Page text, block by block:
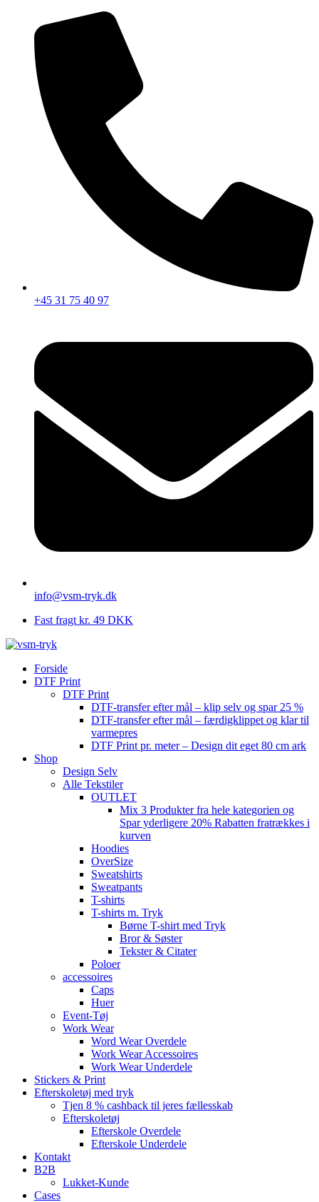
indhold
+45 31 75 40 97
info@vsm-tryk.dk
Fast fragt kr. 49 DKK
Forside
DTF Print
DTF Print
DTF-transfer efter mål – klip selv og spar 25 %
DTF-transfer efter mål – færdigklippet og klar til
varmepres
DTF Print pr. meter – Design dit eget 80 cm ark
Shop
Design Selv
Alle Tekstiler
OUTLET
Mix 3 Produkter fra hele kategorien og
Spar yderligere 20% Rabatten fratrækkes i
kurven
Hoodies
OverSize
Sweatshirts
Sweatpants
T-shirts
T-shirts m. Tryk
Børne T-shirt med Tryk
Bror & Søster
Tekster & Citater
Poloer
accessoires
Caps
Huer
Event-Tøj
Work Wear
Word Wear Overdele
Work Wear Accessoires
Work Wear Underdele
Stickers & Print
Efterskoletøj med tryk
Tjen 8 % cashback til jeres fællesskab
Efterskoletøj
Efterskole Overdele
Efterskole Underdele
Kontakt
B2B
Lukket-Kunde
Cases